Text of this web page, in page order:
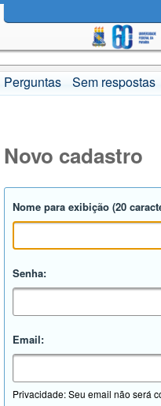
Perguntas Sem respostas
Novo cadastro
Nome para exibição (20
Senha:
Email:
Privacidade: Seu email não será